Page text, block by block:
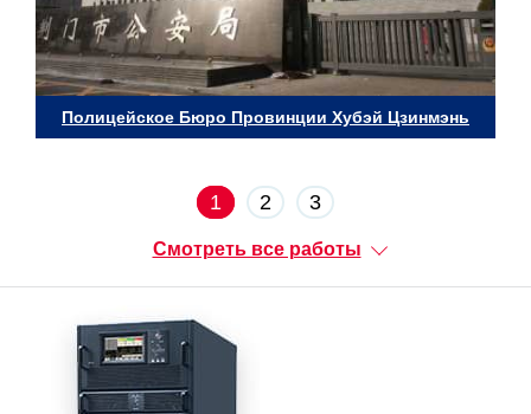
Полицейское Бюро Провинции Хубэй Цзинмэнь
1 2 3
Смотреть все работы